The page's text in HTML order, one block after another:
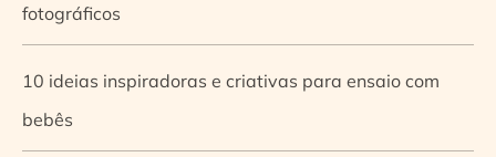
fotográficos
10 ideias inspiradoras e criativas para ensaio com
bebês